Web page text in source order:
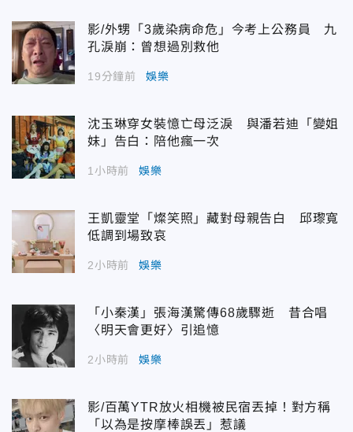
影/外甥「3歲染病命危」今考上公務員 九
孔淚崩：曾想過別救他
19分鐘前 娛樂
沈玉琳穿女裝憶亡母泛淚 與潘若迪「變姐
妹」告白：陪他瘋一次
1小時前 娛樂
王凱靈堂「燦笑照」藏對母親告白 邱瓈寬
低調到場致哀
2小時前 娛樂
「小秦漢」張海漢驚傳68歲驟逝 昔合唱
〈明天會更好〉引追憶
2小時前 娛樂
影/百萬YTR放火相機被民宿丟掉！對方稱
「以為是按摩棒誤丟」惹議